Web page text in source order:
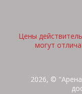
Цены
могут
2026, ©